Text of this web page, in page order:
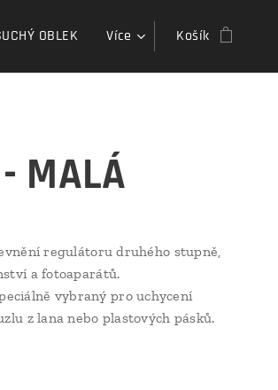
OBLEK Více Košík
MALÁ
regulátoru druhého stupně,
a fotoaparátů.
vybraný pro uchycení
z lana nebo plastových pásků.